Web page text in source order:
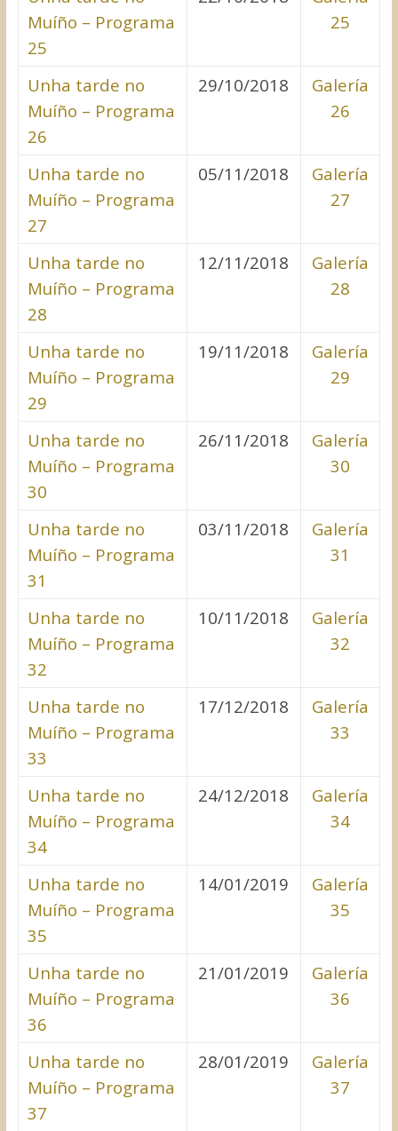
Muíño – Programa
25
25
Unha tarde no
Muíño – Programa
26
29/10/2018
Galería
26
Unha tarde no
Muíño – Programa
27
05/11/2018
Galería
27
Unha tarde no
Muíño – Programa
28
12/11/2018
Galería
28
Unha tarde no
Muíño – Programa
29
19/11/2018
Galería
29
Unha tarde no
Muíño – Programa
30
26/11/2018
Galería
30
Unha tarde no
Muíño – Programa
31
03/11/2018
Galería
31
Unha tarde no
Muíño – Programa
32
10/11/2018
Galería
32
Unha tarde no
Muíño – Programa
33
17/12/2018
Galería
33
Unha tarde no
Muíño – Programa
34
24/12/2018
Galería
34
Unha tarde no
Muíño – Programa
35
14/01/2019
Galería
35
Unha tarde no
Muíño – Programa
36
21/01/2019
Galería
36
Unha tarde no
Muíño – Programa
37
28/01/2019
Galería
37